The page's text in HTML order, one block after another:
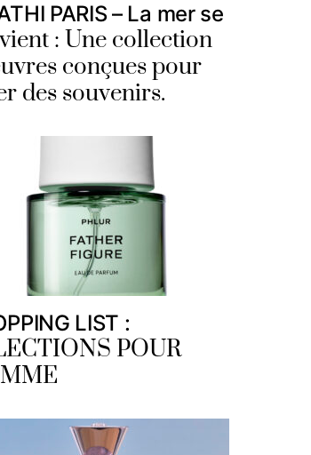
PARIS – La mer se
: Une collection
conçues pour
des souvenirs.
LIST :
POUR